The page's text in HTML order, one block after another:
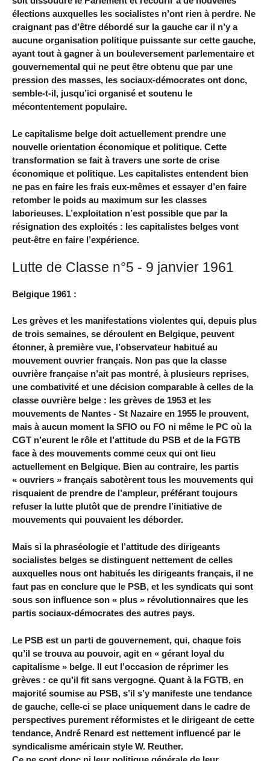
élections auxquelles les socialistes n’ont rien à perdre. Ne
craignant pas d’être débordé sur la gauche car il n’y a
aucune organisation politique puissante sur cette gauche,
ayant tout à gagner à un bouleversement parlementaire et
gouvernemental qui ne peut être obtenu que par une
pression des masses, les sociaux-démocrates ont donc,
semble-t-il, jusqu’ici organisé et soutenu le
mécontentement populaire.
Le capitalisme belge doit actuellement prendre une
nouvelle orientation économique et politique. Cette
transformation se fait à travers une sorte de crise
économique et politique. Les capitalistes entendent bien
ne pas en faire les frais eux-mêmes et essayer d’en faire
retomber le poids au maximum sur les classes
laborieuses. L’exploitation n’est possible que par la
résignation des exploités : les capitalistes belges vont
peut-être en faire l’expérience.
Lutte de Classe n°5 - 9 janvier 1961
Belgique 1961 :
Les grèves et les manifestations violentes qui, depuis plus
de trois semaines, se déroulent en Belgique, peuvent
étonner, à première vue, l’observateur habitué au
mouvement ouvrier français. Non pas que la classe
ouvrière française n’ait pas montré, à plusieurs reprises,
une combativité et une décision comparable à celles de la
classe ouvrière belge : les grèves de 1953 et les
mouvements de Nantes - St Nazaire en 1955 le prouvent,
mais à aucun moment la SFIO ou FO ni même le PC où la
CGT n’eurent le rôle et l’attitude du PSB et de la FGTB
face à des mouvements comme ceux qui ont lieu
actuellement en Belgique. Bien au contraire, les partis
« ouvriers » français sabotèrent tous les mouvements qui
risquaient de prendre de l’ampleur, préférant toujours
refuser la lutte plutôt que de prendre l’initiative de
mouvements qui pouvaient les déborder.
Mais si la phraséologie et l’attitude des dirigeants
socialistes belges se distinguent nettement de celles
auxquelles nous ont habitués les dirigeants français, il ne
faut pas en conclure que le PSB, et les syndicats qui sont
sous son influence son « plus » révolutionnaires que les
partis sociaux-démocrates des autres pays.
Le PSB est un parti de gouvernement, qui, chaque fois
qu’il se trouva au pouvoir, agit en « gérant loyal du
capitalisme » belge. Il eut l’occasion de réprimer les
grèves : ce qu’il fit sans vergogne. Quant à la FGTB, en
majorité soumise au PSB, s’il s’y manifeste une tendance
de gauche, celle-ci se place uniquement dans le cadre de
perspectives purement réformistes et le dirigeant de cette
tendance, André Renard est nettement influencé par le
syndicalisme américain style W. Reuther.